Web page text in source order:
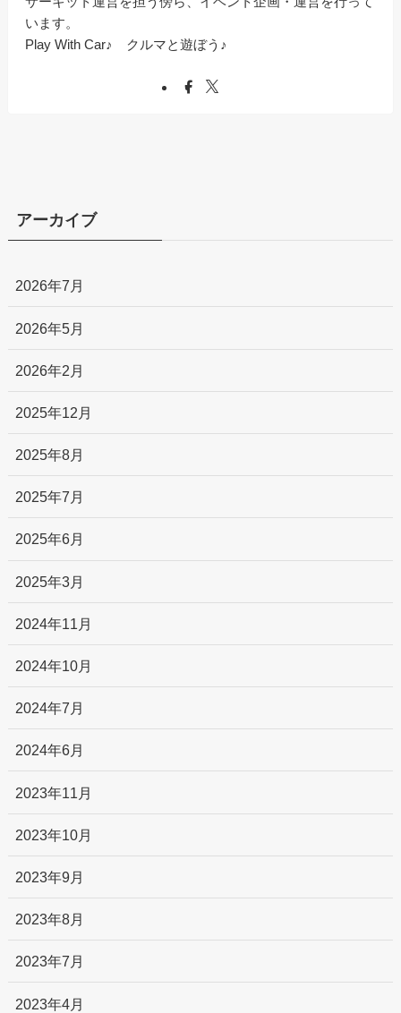
います。
Play With Car♪ クルマと遊ぼう♪
アーカイブ
2026年7月
2026年5月
2026年2月
2025年12月
2025年8月
2025年7月
2025年6月
2025年3月
2024年11月
2024年10月
2024年7月
2024年6月
2023年11月
2023年10月
2023年9月
2023年8月
2023年7月
2023年4月